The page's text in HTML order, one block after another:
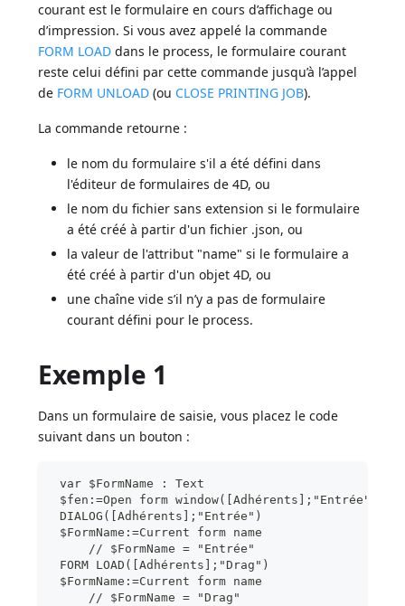
courant est le formulaire en cours d’affichage ou
d’impression. Si vous avez appelé la commande
FORM LOAD dans le process, le formulaire courant
reste celui défini par cette commande jusqu’à l’appel
de FORM UNLOAD (ou CLOSE PRINTING JOB).
La commande retourne :
le nom du formulaire s'il a été défini dans
l'éditeur de formulaires de 4D, ou
le nom du fichier sans extension si le formulaire
a été créé à partir d'un fichier .json, ou
la valeur de l'attribut "name" si le formulaire a
été créé à partir d'un objet 4D, ou
une chaîne vide s’il n’y a pas de formulaire
courant défini pour le process.
Exemple 1
Dans un formulaire de saisie, vous placez le code
suivant dans un bouton :
var $FormName : Text
$fen:=Open form
DIALOG([Adhérents];"Entrée")
$FormName:=Current form name
// $FormName = "Entrée"
FORM LOAD([Adhérents];"Drag")
$FormName:=Current form name
// $FormName = "Drag"